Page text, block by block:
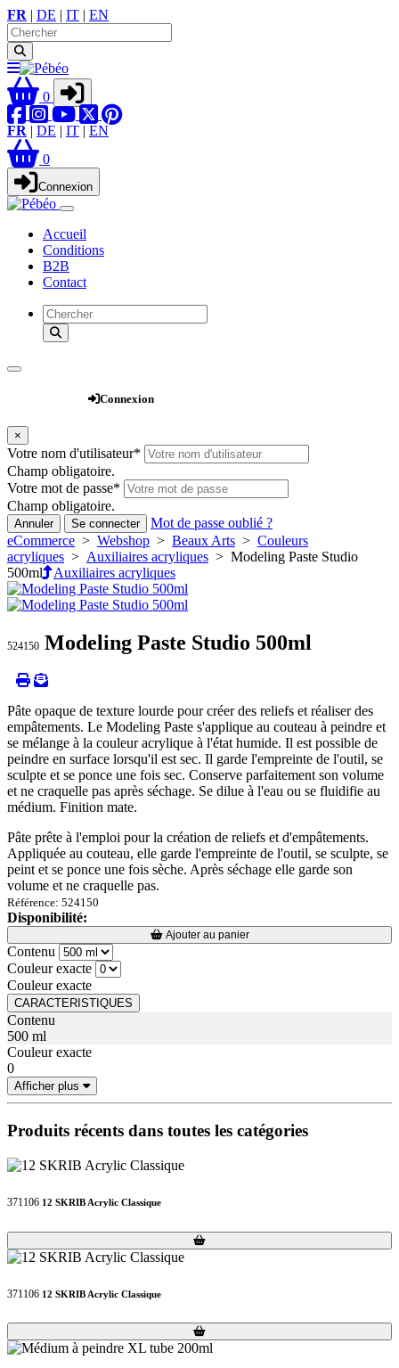
FR | DE | IT | EN
0
FR | DE | IT | EN
0
Connexion
Accueil
Conditions
B2B
Contact
Connexion
×
Votre nom d'utilisateur*
Champ obligatoire.
Votre mot de passe*
Champ obligatoire.
Annuler Se connecter
Mot de passe oublié ?
eCommerce > Webshop > Beaux Arts > Couleurs
acryliques > Auxiliaires acryliques > Modeling Paste Studio
500ml
Auxiliaires acryliques
524150 Modeling Paste Studio 500ml
Pâte opaque de texture lourde pour créer des reliefs et réaliser des
empâtements. Le Modeling Paste s'applique au couteau à peindre et
se mélange à la couleur acrylique à l'état humide. Il est possible de
peindre en surface lorsqu'il est sec. Il garde l'empreinte de l'outil, se
sculpte et se ponce une fois sec. Conserve parfaitement son volume
et ne craquelle pas après séchage. Se dilue à l'eau ou se fluidifie au
médium. Finition mate.
Pâte prête à l'emploi pour la création de reliefs et d'empâtements.
Appliquée au couteau, elle garde l'empreinte de l'outil, se sculpte, se
peint et se ponce une fois sèche. Après séchage elle garde son
volume et ne craquelle pas.
Référence: 524150
Disponibilité:
Loading...
Loading... Ajouter au panier
Contenu
Couleur exacte
Couleur exacte
CARACTERISTIQUES
Contenu
500 ml
Couleur exacte
0
Afficher plus
Produits récents dans toutes les catégories
371106 12 SKRIB Acrylic Classique
Loading...
Loading...
371106 12 SKRIB Acrylic Classique
Loading...
Loading...